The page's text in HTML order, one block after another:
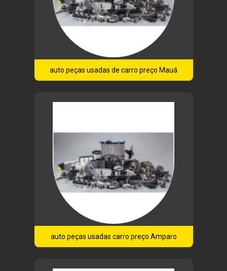
auto peças usadas de carro preço Mauá
auto peças usadas carro preço Amparo